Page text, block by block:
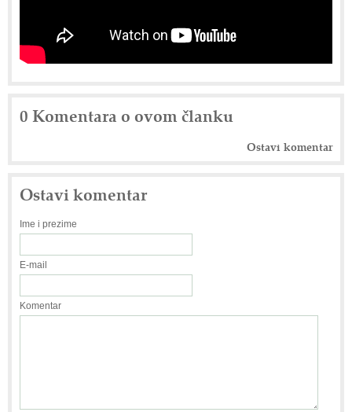
0 Komentara o ovom članku
Ostavi komentar
Ostavi komentar
Ime i prezime
E-mail
Komentar